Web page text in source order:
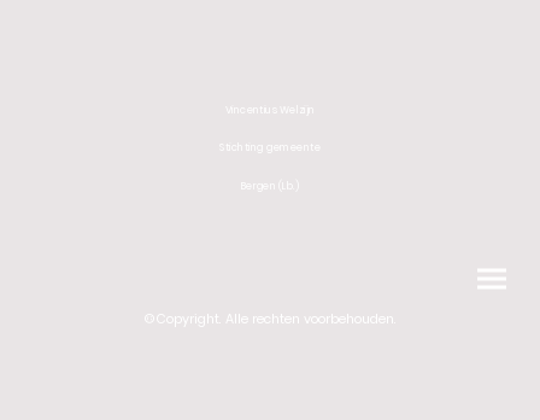
Vincentius Welzijn
Stichting gemeente
Bergen (Lb.)
©Copyright. Alle rechten voorbehouden.